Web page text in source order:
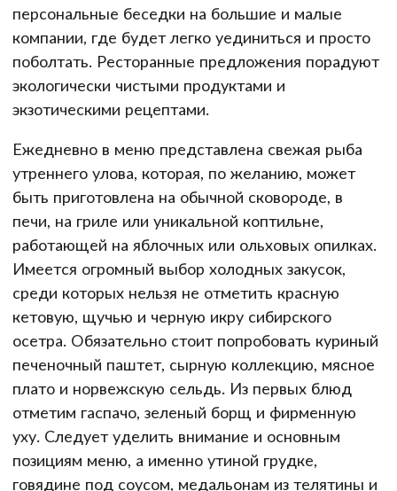
персональные беседки на большие и малые
компании, где будет легко уединиться и просто
поболтать. Ресторанные предложения порадуют
экологически чистыми продуктами и
экзотическими рецептами.
Ежедневно в меню представлена свежая рыба
утреннего улова, которая, по желанию, может
быть приготовлена на обычной сковороде, в
печи, на гриле или уникальной коптильне,
работающей на яблочных или ольховых опилках.
Имеется огромный выбор холодных закусок,
среди которых нельзя не отметить красную
кетовую, щучью и черную икру сибирского
осетра. Обязательно стоит попробовать куриный
печеночный паштет, сырную коллекцию, мясное
плато и норвежскую сельдь. Из первых блюд
отметим гаспачо, зеленый борщ и фирменную
уху. Следует уделить внимание и основным
позициям меню, а именно утиной грудке,
говядине под соусом, медальонам из телятины и